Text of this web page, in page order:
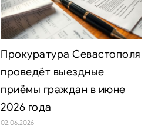
Прокуратура Севастополя
проведёт выездные
приёмы граждан в июне
2026 года
02.06.2026